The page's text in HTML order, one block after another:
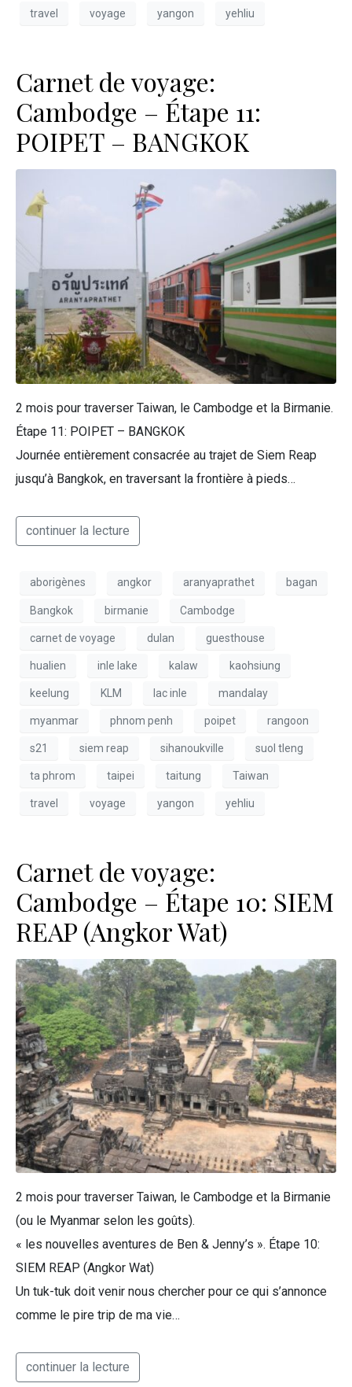
travel voyage yangon yehliu
Carnet de voyage:
Cambodge – Étape 11:
POIPET – BANGKOK
2 mois pour traverser Taiwan, le Cambodge et la Birmanie.
Étape 11: POIPET – BANGKOK
Journée entièrement consacrée au trajet de Siem Reap
jusqu’à Bangkok, en traversant la frontière à pieds…
continuer la lecture
aborigènes angkor aranyaprathet bagan
Bangkok birmanie Cambodge
carnet de voyage dulan guesthouse
hualien inle lake kalaw kaohsiung
keelung KLM lac inle mandalay
myanmar phnom penh poipet rangoon
s21 siem reap sihanoukville suol tleng
ta phrom taipei taitung Taiwan
travel voyage yangon yehliu
Carnet de voyage:
Cambodge – Étape 10: SIEM
REAP (Angkor Wat)
2 mois pour traverser Taiwan, le Cambodge et la Birmanie
(ou le Myanmar selon les goûts).
« les nouvelles aventures de Ben & Jenny’s ». Étape 10:
SIEM REAP (Angkor Wat)
Un tuk-tuk doit venir nous chercher pour ce qui s’annonce
comme le pire trip de ma vie…
continuer la lecture